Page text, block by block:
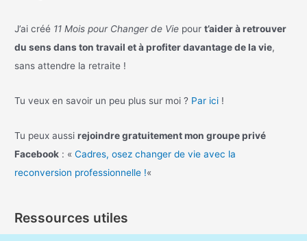
J’ai créé 11 Mois pour Changer de Vie pourt’aider à retrouver
du sens dans ton travail et à profiter davantage de la vie,
sans attendre la retraite !
Tu veux en savoir un peu plus sur moi ? Par ici !
Tu peux aussirejoindre gratuitement mon groupe privé
Facebook : «Cadres, osez changer de vie avec la
reconversion professionnelle !«
Ressources utiles